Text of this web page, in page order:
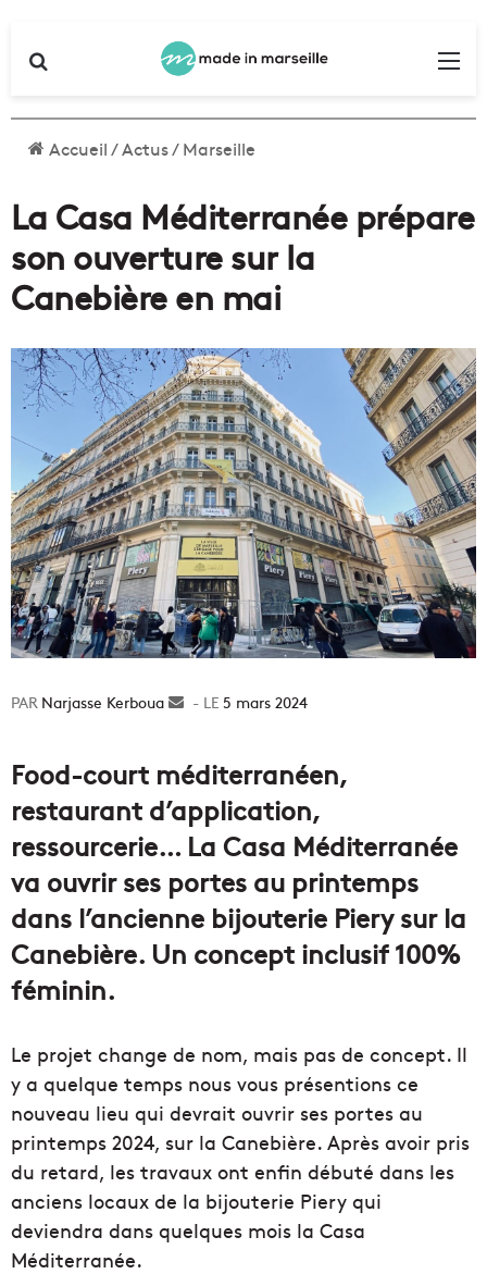
Accueil/Actus/Marseille
La Casa Méditerranée prépare
son ouverture sur la
Canebière en mai
Narjasse Kerboua
Envoyer5 mars 2024
Food-court méditerranéen,
restaurant d’application,
ressourcerie… La Casa Méditerranée
va ouvrir ses portes au printemps
dans l’ancienne bijouterie Piery sur la
Canebière. Un concept inclusif 100%
féminin.
Le projet change de nom, mais pas de concept. Il
y a quelque temps nous vous présentions ce
nouveau lieu qui devrait ouvrir ses portes au
printemps 2024, sur la Canebière. Après avoir pris
du retard, les travaux ont enfin débuté dans les
anciens locaux de la bijouterie Piery qui
deviendra dans quelques mois la Casa
Méditerranée.